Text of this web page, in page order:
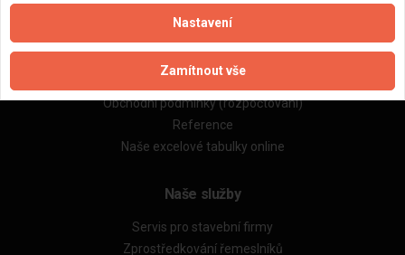
Naše firmy a řemeslníci
Obchodní podmínky (rozpočtování)
Reference
Naše excelové tabulky online
Naše služby
Servis pro stavební firmy
Zprostředkování řemeslníků
Nastavení
Zamítnout vše